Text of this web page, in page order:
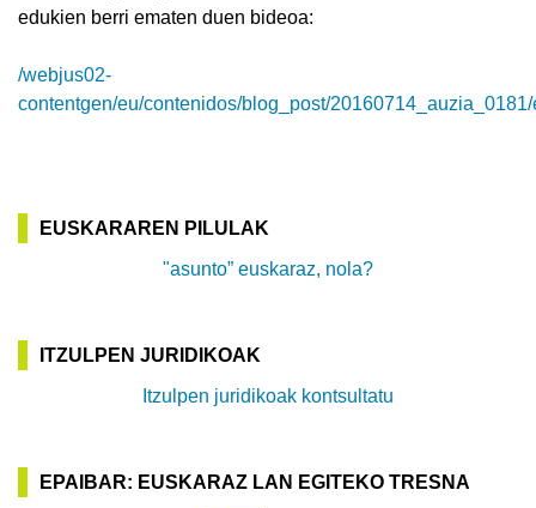
edukien berri ematen duen bideoa:
/webjus02-
contentgen/eu/contenidos/blog_post/
EUSKARAREN PILULAK
"asunto” euskaraz, nola?
ITZULPEN JURIDIKOAK
Itzulpen juridikoak kontsultatu
EPAIBAR: EUSKARAZ LAN EGITEKO TRESNA